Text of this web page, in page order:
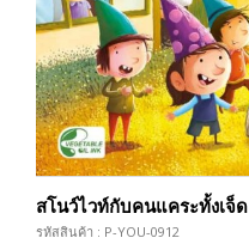
สโนว์ไวท์กับคนแคระทั้งเจ็ด
รหัสสินค้า : P-YOU-0912